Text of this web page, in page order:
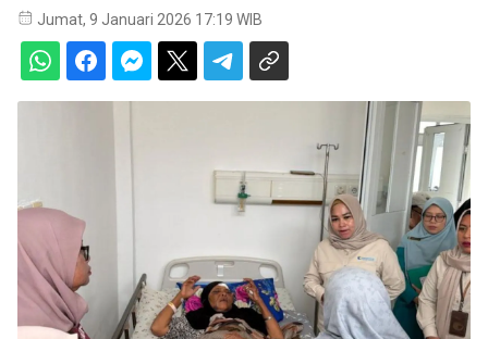
Jumat, 9 Januari 2026 17:19 WIB